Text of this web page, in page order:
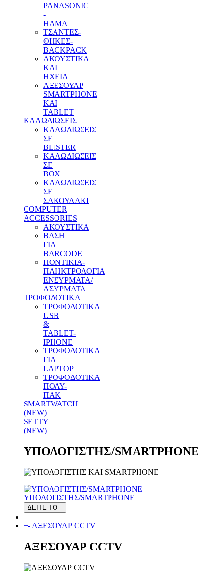
PANASONIC
-
HAMA
ΤΣΑΝΤΕΣ-
ΘΗΚΕΣ-
BACKPACK
ΑΚΟΥΣΤΙΚΑ
ΚΑΙ
ΗΧΕΙΑ
ΑΞΕΣΟΥΑΡ
SMARTPHONE
ΚΑΙ
TABLET
ΚΑΛΩΔΙΩΣΕΙΣ
ΚΑΛΩΔΙΩΣΕΙΣ
ΣΕ
BLISTER
ΚΑΛΩΔΙΩΣΕΙΣ
ΣΕ
BOX
ΚΑΛΩΔΙΩΣΕΙΣ
ΣΕ
ΣΑΚΟΥΛΑΚΙ
COMPUTER
ACCESSORIES
ΑΚΟΥΣΤΙΚΑ
ΒΑΣΗ
ΓΙΑ
BARCODE
ΠΟΝΤΙΚΙΑ-
ΠΛΗΚΤΡΟΛΟΓΙΑ
ΕΝΣΥΡΜΑΤΑ/
ΑΣΥΡΜΑΤΑ
ΤΡΟΦΟΔΟΤΙΚΑ
ΤΡΟΦΟΔΟΤΙΚΑ
USB
&
TABLET-
IPHONE
ΤΡΟΦΟΔΟΤΙΚΑ
ΓΙΑ
LAPTOP
ΤΡΟΦΟΔΟΤΙΚΑ
ΠΟΛΥ-
ΠΑΚ
SMARTWATCH
(NEW)
SETTY
(NEW)
ΥΠΟΛΟΓΙΣΤΗΣ/SMARTPHONE
ΥΠΟΛΟΓΙΣΤΗΣ/SMARTPHONE
ΔΕΙΤΕ ΤΟ
+- ΑΞΕΣΟΥΑΡ CCTV
ΑΞΕΣΟΥΑΡ CCTV